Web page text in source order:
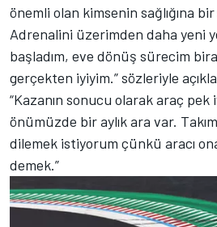
önemli olan kimsenin sağlığına bir
Adrenalini üzerimden daha yeni
başladım, eve dönüş sürecim
gerçekten iyiyim.” sözleriyle
“Kazanın sonucu olarak araç
önümüzde bir aylık ara var.
dilemek istiyorum çünkü aracı
demek.”